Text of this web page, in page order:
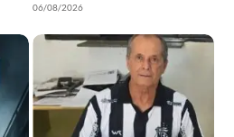
06/08/2026